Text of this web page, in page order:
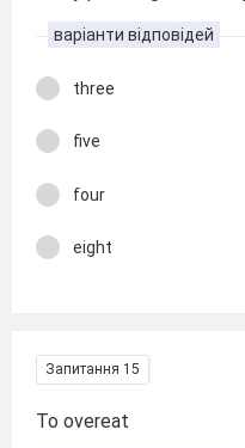
варіанти відповідей
three
five
four
eight
Запитання 15
To overeat